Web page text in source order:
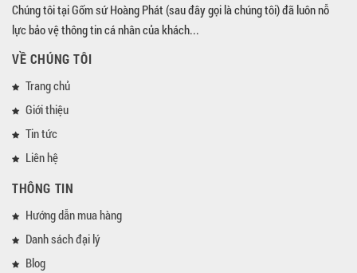
Chúng tôi tại Gốm sứ Hoàng Phát (sau đây gọi là chúng tôi) đã luôn nỗ
lực bảo vệ thông tin cá nhân của khách...
VỀ CHÚNG TÔI
Trang chủ
Giới thiệu
Tin tức
Liên hệ
THÔNG TIN
Hướng dẫn mua hàng
Danh sách đại lý
Blog